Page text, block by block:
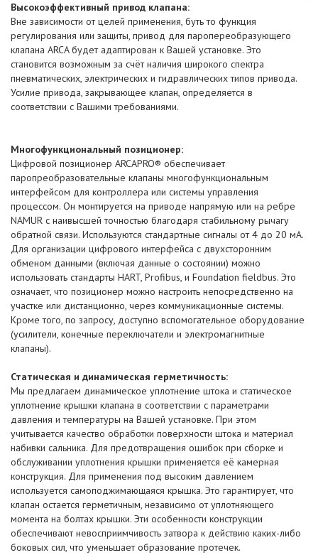
Высокоэффективный привод клапана:
Вне зависимости от целей применения, буть то функция
регулирования или защиты, привод для паропереобразующего
клапана ARCA будет адаптирован к Вашей установке. Это
становится возможным за счёт наличия широкого спектра
пневматических, электрических и гидравлических типов привода.
Усилие привода, закрывающее клапан, определяется в
соответствии с Вашими требованиями.
Многофункциональный позиционер:
Цифровой позиционер ARCAPRO® обеспечивает
паропреобразовательные клапаны многофункциональным
интерфейсом для контроллера или системы управления
процессом. Он монтируется на приводе напрямую или на ребре
NAMUR с наивысшей точностью благодаря стабильному рычагу
обратной связи. Используются стандартные сигналы от 4 до 20 мА.
Для организации цифрового интерфейса с двухсторонним
обменом данными (включая данные о состоянии) можно
использовать стандарты HART, Profibus, и Foundation fieldbus. Это
означает, что позиционер можно настроить непосредственно на
участке или дистанционно, через коммуникационные системы.
Кроме того, по запросу, доступно вспомогательное оборудование
(усилители, конечные переключатели и электромагнитные
клапаны).
Статическая и динамическая герметичность:
Мы предлагаем динамическое уплотнение штока и статическое
уплотнение крышки клапана в соответствии с параметрами
давления и температуры на Вашей установке. При этом
учитывается качество обработки поверхности штока и материал
набивки сальника. Для предотвращения ошибок при сборке и
обслуживании уплотнения крышки применяется её камерная
конструкция. Для применения под высоким давлением
используется самоподжимающаяся крышка. Это гарантирует, что
клапан остается герметичным, независимо от уплотняющего
момента на болтах крышки. Эти особенности конструкции
обеспечивают невосприимчивость затвора к действию каких-либо
боковых сил, что уменьшает образование протечек.